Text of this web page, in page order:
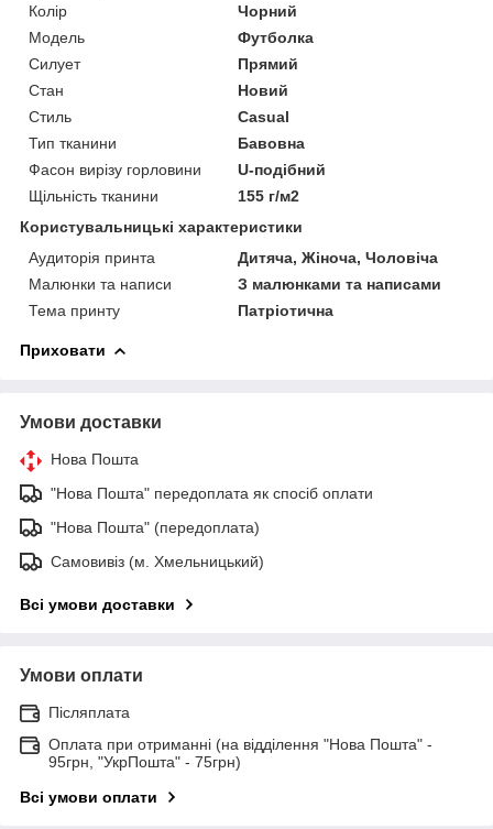
Колір
Чорний
Модель
Футболка
Силует
Прямий
Стан
Новий
Стиль
Casual
Тип тканини
Бавовна
Фасон вирізу горловини
U-подібний
Щільність тканини
155 г/м2
Користувальницькі характеристики
Аудиторія принта
Дитяча, Жіноча, Чоловіча
Малюнки та написи
З малюнками та написами
Тема принту
Патріотична
Приховати
Умови доставки
Нова Пошта
"Нова Пошта" передоплата як спосіб оплати
"Нова Пошта" (передоплата)
Самовивіз (м. Хмельницький)
Всі умови доставки
Умови оплати
Післяплата
Оплата при отриманні (на відділення "Нова Пошта" -
95грн, "УкрПошта" - 75грн)
Всі умови оплати